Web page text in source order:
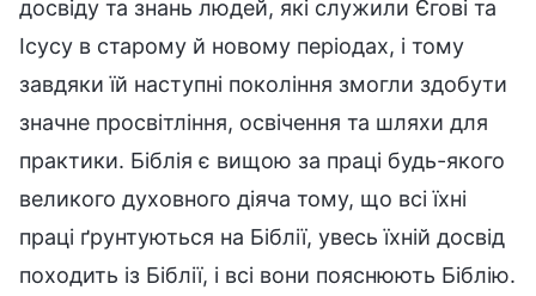
досвіду та знань людей, які служили Єгові та
Ісусу в старому й новому періодах, і тому
завдяки їй наступні покоління змогли здобути
значне просвітління, освічення та шляхи для
практики. Біблія є вищою за праці будь-якого
великого духовного діяча тому, що всі їхні
праці ґрунтуються на Біблії, увесь їхній досвід
походить із Біблії, і всі вони пояснюють Біблію.